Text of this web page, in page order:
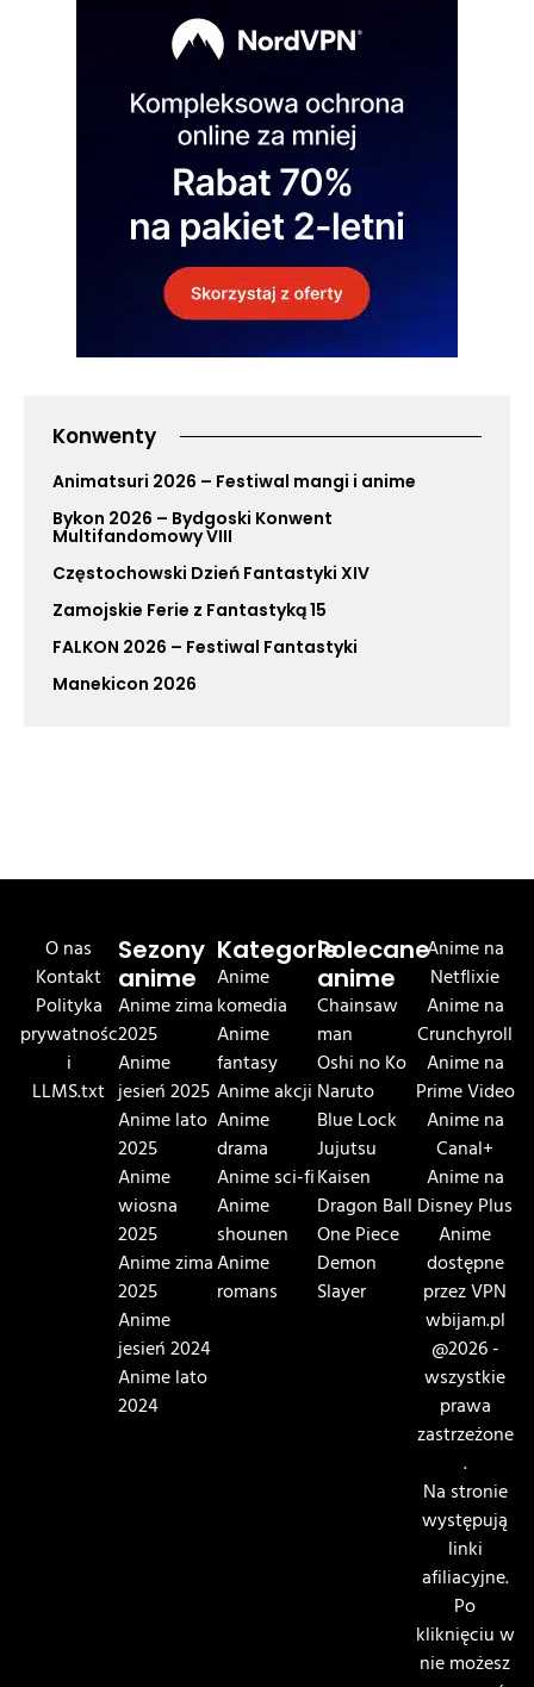
Konwenty
Animatsuri 2026 – Festiwal mangi i anime
Bykon 2026 – Bydgoski Konwent
Multifandomowy VIII
Częstochowski Dzień Fantastyki XIV
Zamojskie Ferie z Fantastyką 15
FALKON 2026 – Festiwal Fantastyki
Manekicon 2026
O nas
Kontakt
Polityka
prywatnośc
i
LLMS.txt
Sezony
anime
Anime zima
2025
Anime
jesień 2025
Anime lato
2025
Anime
wiosna
2025
Anime zima
2025
Anime
jesień 2024
Anime lato
2024
Kategorie
Anime
komedia
Anime
fantasy
Anime akcji
Anime
drama
Anime sci-fi
Anime
shounen
Anime
romans
Polecane
anime
Chainsaw
man
Oshi no Ko
Naruto
Blue Lock
Jujutsu
Kaisen
Dragon Ball
One Piece
Demon
Slayer
Anime na
Netflixie
Anime na
Crunchyroll
Anime na
Prime Video
Anime na
Canal+
Anime na
Disney Plus
Anime
dostępne
przez VPN
wbijam.pl
@2026 -
wszystkie
prawa
zastrzeżone
.
Na stronie
występują
linki
afiliacyjne.
Po
kliknięciu w
nie możesz